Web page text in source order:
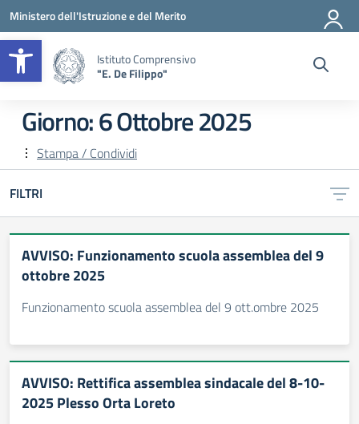
Apri la barra degli strumenti
Vai ai contenuti
Vai al menu di navigazione
Vai al footer
Ministero dell'Istruzione e del Merito
Istituto Comprensivo
"E. De Filippo"
Giorno:6 Ottobre 2025
Stampa / Condividi
FILTRI
AVVISO: Funzionamento scuola assemblea del 9
ottobre 2025
Funzionamento scuola assemblea del 9 ott.ombre 2025
AVVISO: Rettifica assemblea sindacale del 8-10-
2025 Plesso Orta Loreto